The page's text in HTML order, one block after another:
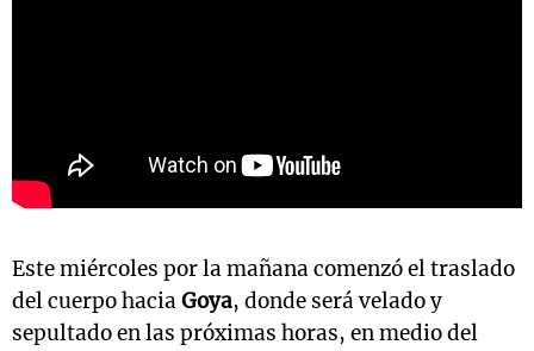
Este miércoles por la mañana comenzó el traslado
del cuerpo haciaGoya, donde será velado y
sepultado en las próximas horas, en medio del